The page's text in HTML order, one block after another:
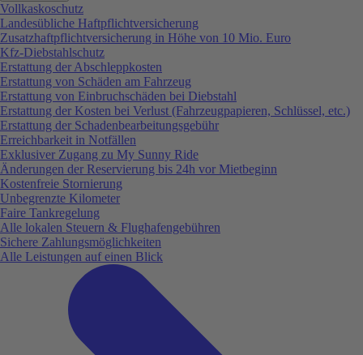
Vollkaskoschutz
Landesübliche Haftpflichtversicherung
Zusatzhaftpflichtversicherung in Höhe von 10 Mio. Euro
Kfz-Diebstahlschutz
Erstattung der Abschleppkosten
Erstattung von Schäden am Fahrzeug
Erstattung von Einbruchschäden bei Diebstahl
Erstattung der Kosten bei Verlust (Fahrzeugpapieren, Schlüssel, etc.)
Erstattung der Schadenbearbeitungsgebühr
Erreichbarkeit in Notfällen
Exklusiver Zugang zu My Sunny Ride
Änderungen der Reservierung bis 24h vor Mietbeginn
Kostenfreie Stornierung
Unbegrenzte Kilometer
Faire Tankregelung
Alle lokalen Steuern & Flughafengebühren
Sichere Zahlungsmöglichkeiten
Alle Leistungen auf einen Blick